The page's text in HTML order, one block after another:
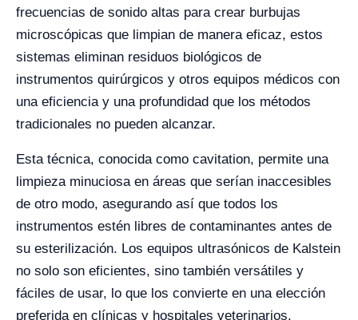
frecuencias de sonido altas para crear burbujas
microscópicas que limpian de manera eficaz, estos
sistemas eliminan residuos biológicos de
instrumentos quirúrgicos y otros equipos médicos con
una eficiencia y una profundidad que los métodos
tradicionales no pueden alcanzar.
Esta técnica, conocida como cavitation, permite una
limpieza minuciosa en áreas que serían inaccesibles
de otro modo, asegurando así que todos los
instrumentos estén libres de contaminantes antes de
su esterilización. Los equipos ultrasónicos de Kalstein
no solo son eficientes, sino también versátiles y
fáciles de usar, lo que los convierte en una elección
preferida en clínicas y hospitales veterinarios.